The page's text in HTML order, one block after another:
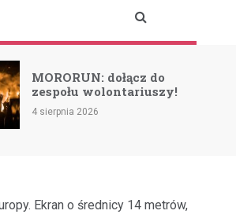
Burze na
ostrzeżenie 1
(27.07)
Ekran o średnicy 14 metrów,